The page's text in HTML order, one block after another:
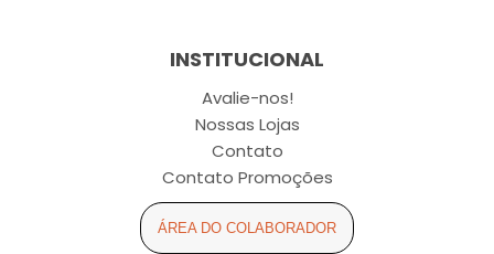
INSTITUCIONAL
Avalie-nos!
Nossas Lojas
Contato
Contato Promoções
ÁREA DO COLABORADOR